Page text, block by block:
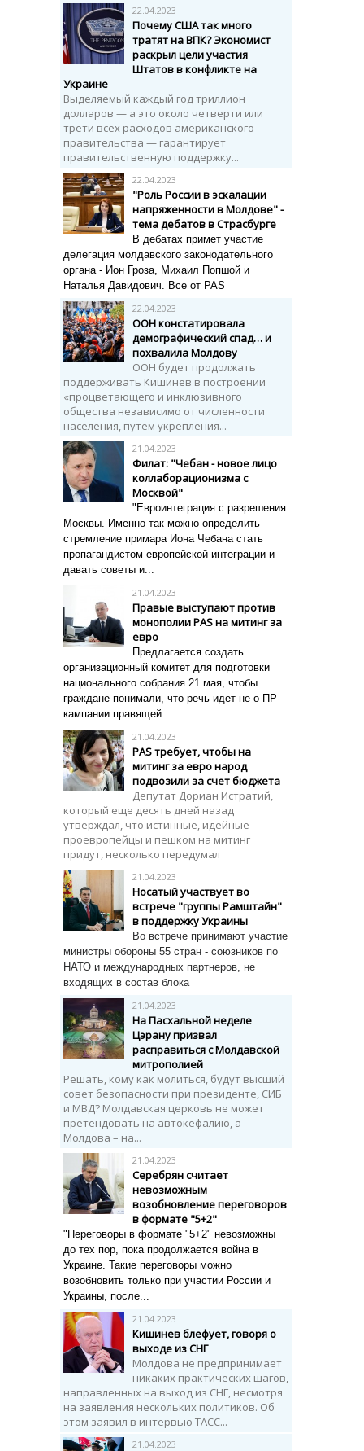
22.04.2023
Почему США так много
тратят на ВПК? Экономист
раскрыл цели участия
Штатов в конфликте на
Украине
Выделяемый каждый год триллион
долларов — а это около четверти или
трети всех расходов американского
правительства — гарантирует
правительственную поддержку...
22.04.2023
"Роль России в эскалации
напряженности в Молдове" -
тема дебатов в Страсбурге
В дебатах примет участие
делегация молдавского законодательного
органа - Ион Гроза, Михаил Попшой и
Наталья Давидович. Все от PAS
22.04.2023
ООН констатировала
демографический спад… и
похвалила Молдову
ООН будет продолжать
поддерживать Кишинев в построении
«процветающего и инклюзивного
общества независимо от численности
населения, путем укрепления...
21.04.2023
Филат: "Чебан - новое лицо
коллаборационизма с
Москвой"
"Евроинтеграция с разрешения
Москвы. Именно так можно определить
стремление примара Иона Чебана стать
пропагандистом европейской интеграции и
давать советы и...
21.04.2023
Правые выступают против
монополии PAS на митинг за
евро
Предлагается создать
организационный комитет для подготовки
национального собрания 21 мая, чтобы
граждане понимали, что речь идет не о ПР-
кампании правящей...
21.04.2023
PAS требует, чтобы на
митинг за евро народ
подвозили за счет бюджета
Депутат Дориан Истратий,
который еще десять дней назад
утверждал, что истинные, идейные
проевропейцы и пешком на митинг
придут, несколько передумал
21.04.2023
Носатый участвует во
встрече "группы Рамштайн"
в поддержку Украины
Во встрече принимают участие
министры обороны 55 стран - союзников по
НАТО и международных партнеров, не
входящих в состав блока
21.04.2023
На Пасхальной неделе
Цэрану призвал
расправиться с Молдавской
митрополией
Решать, кому как молиться, будут высший
совет безопасности при президенте, СИБ
и МВД? Молдавская церковь не может
претендовать на автокефалию, а
Молдова – на...
21.04.2023
Серебрян считает
невозможным
возобновление переговоров
в формате "5+2"
"Переговоры в формате "5+2" невозможны
до тех пор, пока продолжается война в
Украине. Такие переговоры можно
возобновить только при участии России и
Украины, после...
21.04.2023
Кишинев блефует, говоря о
выходе из СНГ
Молдова не предпринимает
никаких практических шагов,
направленных на выход из СНГ, несмотря
на заявления нескольких политиков. Об
этом заявил в интервью ТАСС...
21.04.2023